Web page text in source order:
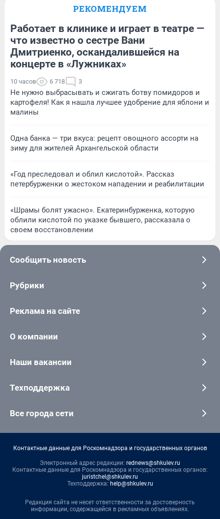
РЕКОМЕНДУЕМ
Работает в клинике и играет в театре —
что известно о сестре Вани
Дмитриенко, оскандалившейся на
концерте в «Лужниках»
10 часов 6 718 3
Не нужно выбрасывать и сжигать ботву помидоров и
картофеля! Как я нашла лучшее удобрение для яблони и
малины
Одна банка — три вкуса: рецепт овощного ассорти на
зиму для жителей Архангельской области
«Год преследовал и облил кислотой». Рассказ
петербурженки о жестоком нападении и реабилитации
«Шрамы болят ужасно». Екатеринбурженка, которую
облили кислотой по указке бывшего, рассказала о
своем восстановлении
Сообщить новость
Рубрики
Реклама на сайте
О компании
Наши вакансии
Техподдержка
Все города сети
Контактные данные для Роскомнадзора и государственных органов
Электронный адрес редакции: rednews@shkulev.ru
Контактные данные для Роскомнадзора и государственных органов:
juristchel@shkulev.ru
Техподдержка: help@shkulev.ru
Редакция сайта не несет ответственности за достоверность
информации, содержащейся в рекламных объявлениях.